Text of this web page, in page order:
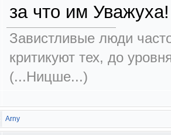
за что им Уважуха!
Завистливые люди
критикуют тех, до
(...Ницше...)
Arny